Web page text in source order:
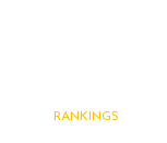
RANKINGS